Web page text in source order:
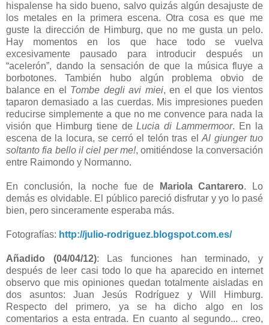
hispalense ha sido bueno, salvo quizás algún desajuste de
los metales en la primera escena. Otra cosa es que me
guste la dirección de Himburg, que no me gusta un pelo.
Hay momentos en los que hace todo se vuelva
excesivamente pausado para introducir después un
“acelerón”, dando la sensación de que la música fluye a
borbotones. También hubo algún problema obvio de
balance en el Tombe degli avi miei, en el que los vientos
taparon demasiado a las cuerdas. Mis impresiones pueden
reducirse simplemente a que no me convence para nada la
visión que Himburg tiene deLucia di Lammermoor. En la
escena de la locura, se cerró el telón tras el Al giunger tuo
soltanto fia bello il ciel per me!, omitiéndose la conversación
entre Raimondo y Normanno.
En conclusión, la noche fue de Mariola Cantarero. Lo
demás es olvidable. El público pareció disfrutar y yo lo pasé
bien, pero sinceramente esperaba más.
Fotografías: http://julio-rodriguez.blogspot.com.es/
Añadido (04/04/12): Las funciones han terminado, y
después de leer casi todo lo que ha aparecido en internet
observo que mis opiniones quedan totalmente aisladas en
dos asuntos: Juan Jesús Rodríguez y Will Himburg.
Respecto del primero, ya se ha dicho algo en los
comentarios a esta entrada. En cuanto al segundo... creo,